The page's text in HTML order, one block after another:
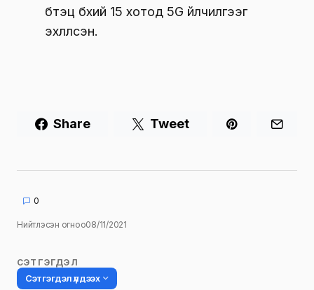
бүтэц бүхий 15 хотод 5G үйлчилгээг
эхлүүлсэн.
Share Tweet
0
Нийтлэсэн огноо08/11/2021
СЭТГЭГДЭЛ
Сэтгэгдэл үлдээх